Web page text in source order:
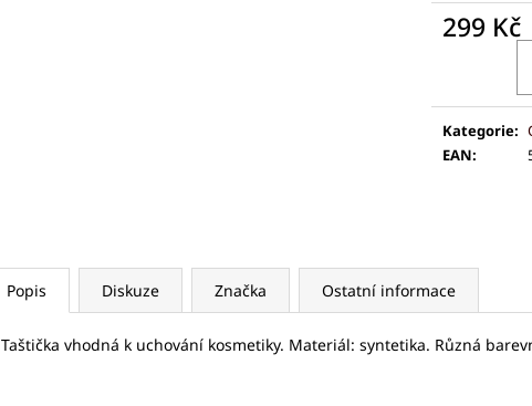
299 Kč
Kategorie:
EAN:
Popis Diskuze Značka Ostatní informace
Taštička vhodná k uchování kosmetiky. Materiál: syntetika. Různá